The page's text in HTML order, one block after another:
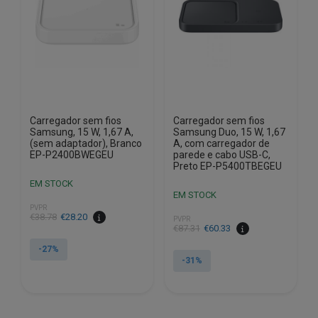
Carregador sem fios
Samsung, 15 W, 1,67 A,
(sem adaptador), Branco
EP-P2400BWEGEU
EM STOCK
PVPR
€38.78
O
original
€28.20
O
atual
-27%
Carregador sem fios
Samsung Duo, 15 W, 1,67
A, com carregador de
parede e cabo USB-C,
Preto EP-P5400TBEGEU
EM STOCK
PVPR
€87.31
O
original
€60.33
O
atual
-31%